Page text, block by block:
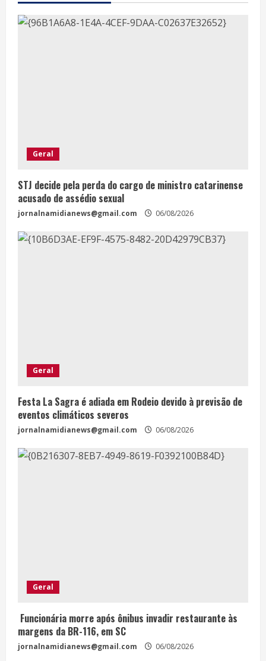
Geral
STJ decide pela perda do cargo de ministro catarinense
acusado de assédio sexual
jornalnamidianews@gmail.com 06/08/2026
Geral
Festa La Sagra é adiada em Rodeio devido à previsão de
eventos climáticos severos
jornalnamidianews@gmail.com 06/08/2026
Geral
Funcionária morre após ônibus invadir restaurante às
margens da BR-116, em SC
jornalnamidianews@gmail.com 06/08/2026